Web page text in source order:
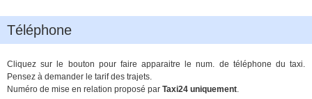
Téléphone
Cliquez sur le bouton pour faire apparaitre le num. de téléphone du taxi.
Pensez à demander le tarif des trajets.
Numéro de mise en relation proposé par Taxi24 uniquement.